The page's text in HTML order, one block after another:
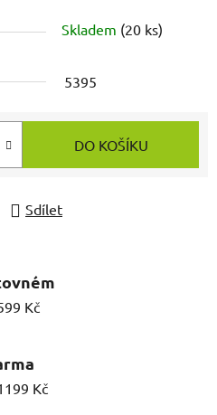
Skladem (20 ks)
5395
DO KOŠÍKU
Sdílet
Kč
Kč